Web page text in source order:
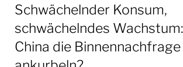
Schwächelnder Konsum,
schwächelndes
China die Binnennachfrage